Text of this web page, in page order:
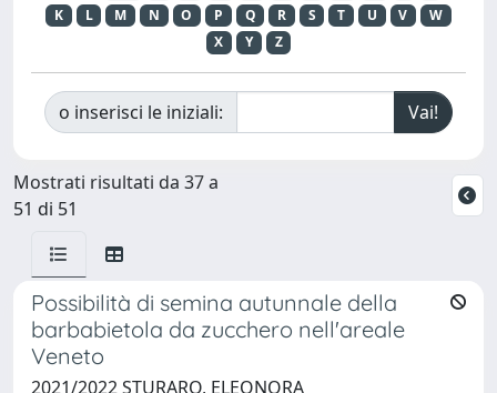
K
L M N O P Q R S T U V
W
X
Y Z
o inserisci le iniziali:
Mostrati risultati da 37 a
51 di 51
Possibilità di semina autunnale della
barbabietola da zucchero nell'areale
Veneto
2021/2022 STURARO, ELEONORA